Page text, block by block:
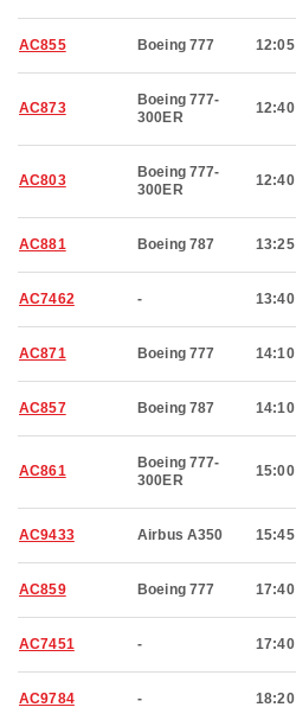
AC855 Boeing 777 12:05
AC873
Boeing 777-
300ER
12:40
AC803
Boeing 777-
300ER
12:40
AC881 Boeing 787 13:25
AC7462 - 13:40
AC871 Boeing 777 14:10
AC857 Boeing 787 14:10
AC861
Boeing 777-
300ER
15:00
AC9433 Airbus A350 15:45
AC859 Boeing 777 17:40
AC7451 - 17:40
AC9784 - 18:20